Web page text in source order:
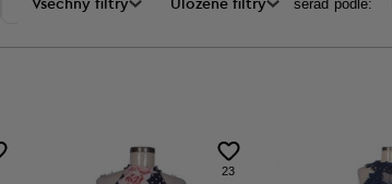
Akce Cena
Všechny filtry Uložené filtry seraď podle:
23